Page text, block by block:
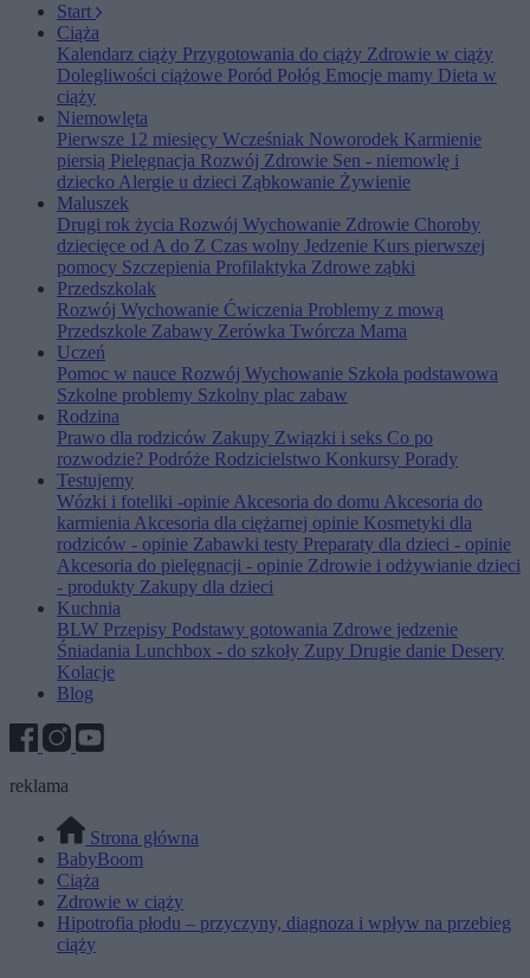
Start
Ciąża
Kalendarz ciąży Przygotowania do ciąży Zdrowie w ciąży
Dolegliwości ciążowe Poród Połóg Emocje mamy Dieta w
ciąży
Niemowlęta
Pierwsze 12 miesięcy Wcześniak Noworodek Karmienie
piersią Pielęgnacja Rozwój Zdrowie Sen - niemowlę i
dziecko Alergie u dzieci Ząbkowanie Żywienie
Maluszek
Drugi rok życia Rozwój Wychowanie Zdrowie Choroby
dziecięce od A do Z Czas wolny Jedzenie Kurs pierwszej
pomocy Szczepienia Profilaktyka Zdrowe ząbki
Przedszkolak
Rozwój Wychowanie Ćwiczenia Problemy z mową
Przedszkole Zabawy Zerówka Twórcza Mama
Uczeń
Pomoc w nauce Rozwój Wychowanie Szkoła podstawowa
Szkolne problemy Szkolny plac zabaw
Rodzina
Prawo dla rodziców Zakupy Związki i seks Co po
rozwodzie? Podróże Rodzicielstwo Konkursy Porady
Testujemy
Wózki i foteliki -opinieAkcesoria do domu Akcesoria do
karmieniaAkcesoria dla ciężarnej opinie Kosmetyki dla
rodziców - opinie Zabawki testy Preparaty dla dzieci - opinie
Akcesoria do pielęgnacji - opinie Zdrowie i odżywianie dzieci
- produkty Zakupy dla dzieci
Kuchnia
BLW Przepisy Podstawy gotowania Zdrowe jedzenie
Śniadania Lunchbox - do szkoły Zupy Drugie danie Desery
Kolacje
Blog
reklama
Strona główna
BabyBoom
Ciąża
Zdrowie w ciąży
Hipotrofia płodu – przyczyny, diagnoza i wpływ na przebieg
ciąży